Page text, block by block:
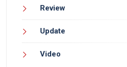
Review
Update
Video